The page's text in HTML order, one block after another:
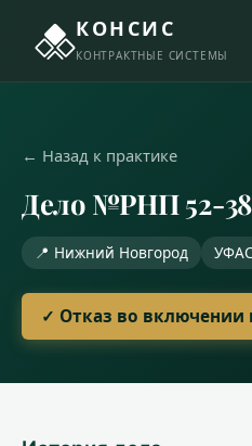
КОНСИС
КОНТРАКТНЫЕ СИСТЕМЫ
← Назад к практике
Дело №РНП 52-
📍 Нижний Новгород УФАС
✓ Отказ во включении